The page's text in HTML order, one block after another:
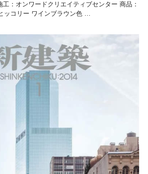
工：オンワードクリエイティブセンター 商品：
ッコリー ワインブラウン色 …